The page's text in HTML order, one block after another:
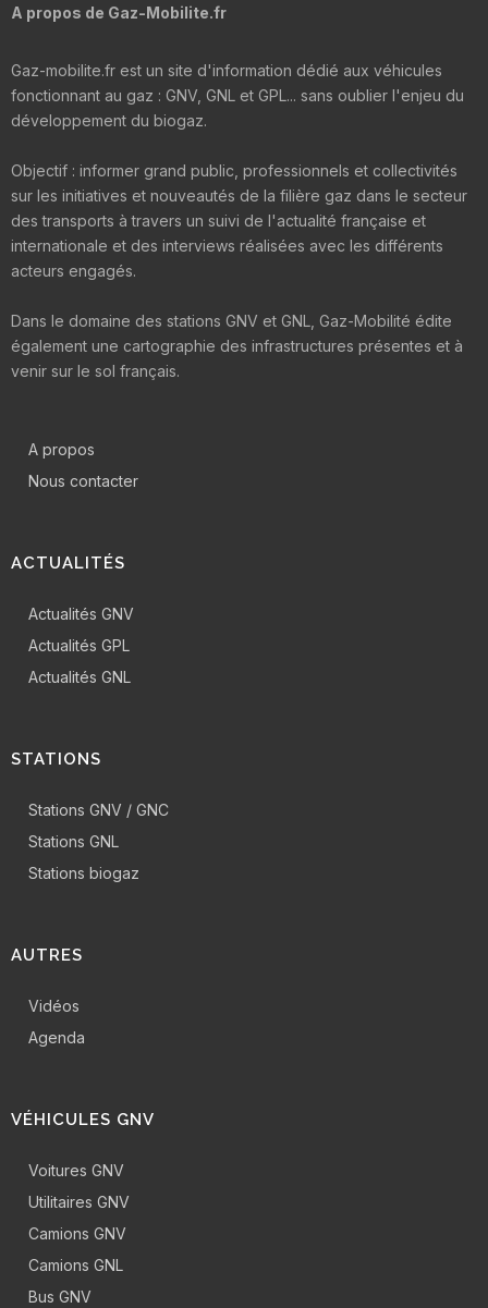
A propos de Gaz-Mobilite.fr
Gaz-mobilite.fr est un site d'information dédié aux véhicules
fonctionnant au gaz : GNV, GNL et GPL... sans oublier l'enjeu du
développement du biogaz.
Objectif : informer grand public, professionnels et collectivités
sur les initiatives et nouveautés de la filière gaz dans le secteur
des transports à travers un suivi de l'actualité française et
internationale et des interviews réalisées avec les différents
acteurs engagés.
Dans le domaine des stations GNV et GNL, Gaz-Mobilité édite
également une cartographie des infrastructures présentes et à
venir sur le sol français.
A propos
Nous contacter
ACTUALITÉS
Actualités GNV
Actualités GPL
Actualités GNL
STATIONS
Stations GNV / GNC
Stations GNL
Stations biogaz
AUTRES
Vidéos
Agenda
VÉHICULES GNV
Voitures GNV
Utilitaires GNV
Camions GNV
Camions GNL
Bus GNV